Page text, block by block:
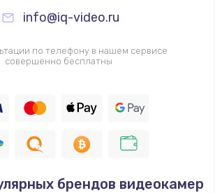
info@iq-video.ru
по телефону в нашем сервисе
совершенно бесплатны
брендов видеокамер